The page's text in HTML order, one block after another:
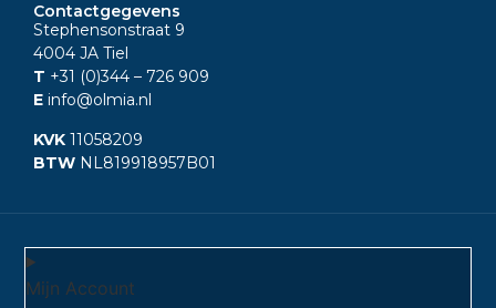
Contactgegevens
Stephensonstraat 9
4004 JA Tiel
T +31 (0)344 – 726 909
E info@olmia.nl
KVK 11058209
BTW NL819918957B01
Mijn Account